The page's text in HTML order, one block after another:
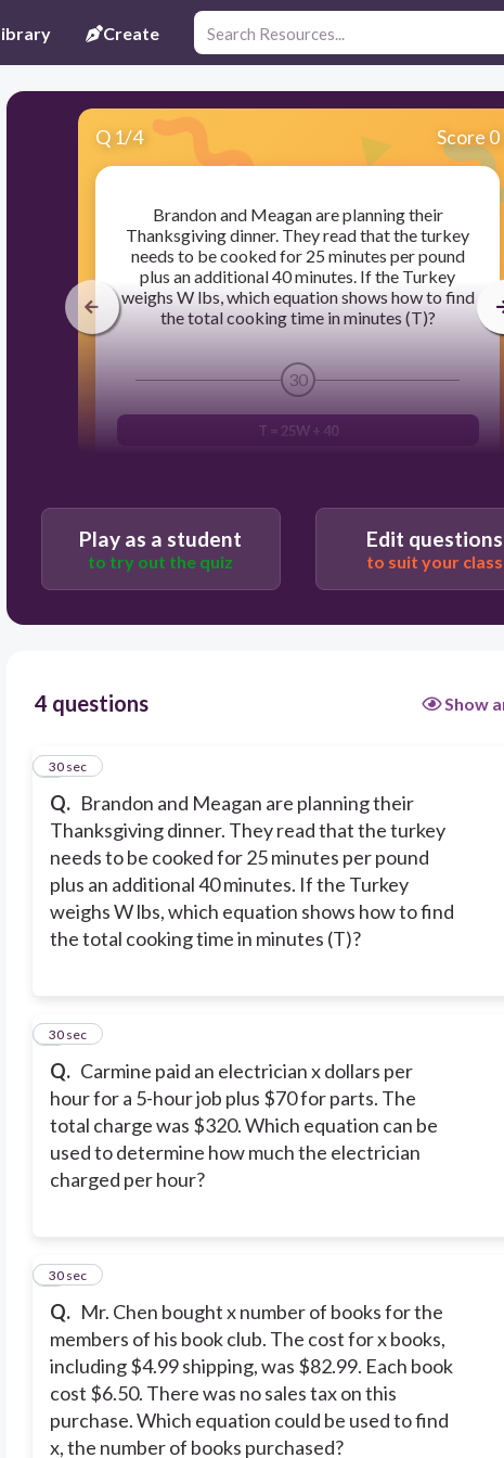
Create
Q 1/4 Score 0
Brandon and Meagan are planning their
Thanksgiving dinner. They read that the turkey
needs to be cooked for 25 minutes per pound
plus an additional 40 minutes. If the Turkey
weighs W lbs, which equation shows how to find
the total cooking time in minutes (T)?
30
T = 25W + 40
W = 25T + 40
Play as a student
to try out the quiz
Edit questions
to suit your class
4 questions Show
Q. Brandon and Meagan are planning their
Thanksgiving dinner. They read that the turkey
needs to be cooked for 25 minutes per pound
plus an additional 40 minutes. If the Turkey
weighs W lbs, which equation shows how to find
the total cooking time in minutes (T)?
1
30 sec
Q. Carmine paid an electrician x dollars per
hour for a 5-hour job plus $70 for parts. The
total charge was $320. Which equation can be
used to determine how much the electrician
charged per hour?
2
30 sec
Q. Mr. Chen bought x number of books for the
members of his book club. The cost for x books,
including $4.99 shipping, was $82.99. Each book
cost $6.50. There was no sales tax on this
purchase. Which equation could be used to find
x, the number of books purchased?
3
30 sec